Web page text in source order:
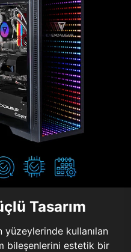
Tasarım
yüzeylerinde kullanılan
bileşenlerini estetik bir